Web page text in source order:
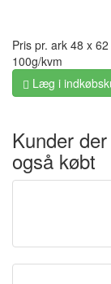
Pris pr. ark 48 x
100g/kvm
Læg i
Kunder
også købt